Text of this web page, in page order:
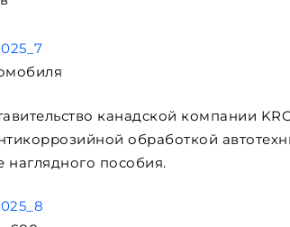
канадской компании
обработкой
наглядного пособия.